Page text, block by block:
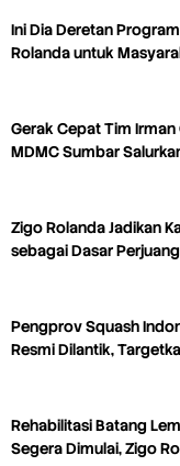
Ini Dia Deretan
Rolanda untuk
Gerak Cepat Tim
MDMC Sumbar
Zigo Rolanda Jadikan
sebagai Dasar
Pengprov Squash
Resmi Dilantik,
Rehabilitasi Batang
Segera Dimulai, Zigo